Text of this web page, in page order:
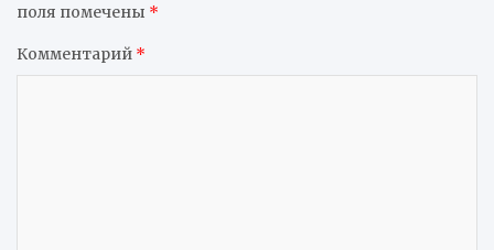
поля помечены *
Комментарий *